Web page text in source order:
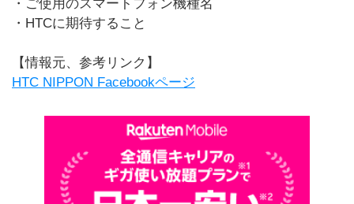
・ご使用のスマートフォン機種名
・HTCに期待すること
【情報元、参考リンク】
HTC NIPPON Facebookページ